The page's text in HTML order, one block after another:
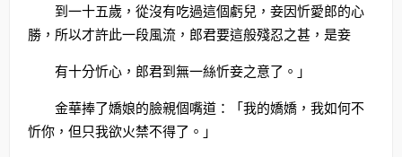
到一十五歲，從沒有吃過這個虧兒，妾因忻愛郎的心
勝，所以才許此一段風流，郎君要這般殘忍之甚，是妾
有十分忻心，郎君到無一絲忻妾之意了。」
金華捧了嬌娘的臉親個嘴道：「我的嬌嬌，我如何不
忻你，但只我欲火禁不得了。」